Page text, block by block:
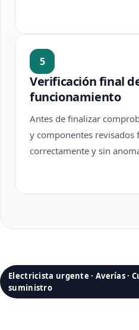
5
Verificación final
funcionamiento
Antes de finalizar
y componentes revisados
correctamente y sin
Electricista urgente · Averías ·
suministro